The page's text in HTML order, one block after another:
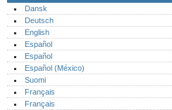
Dansk
Deutsch
English
Español
Español
Español (México)‎
Suomi
Français
Français